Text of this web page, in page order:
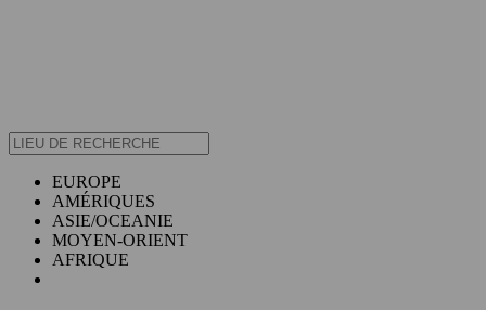
EUROPE
AMÉRIQUES
ASIE/OCEANIE
MOYEN-ORIENT
AFRIQUE